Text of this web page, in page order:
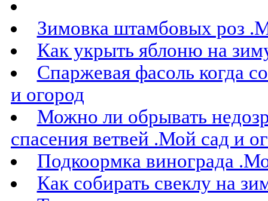
Зимовка штамбовых роз
Как укрыть яблоню на
Спаржевая фасоль когда
и огород
Можно ли обрывать
спасения ветвей .Мой сад и
Подкоормка винограда
Как собирать свеклу на